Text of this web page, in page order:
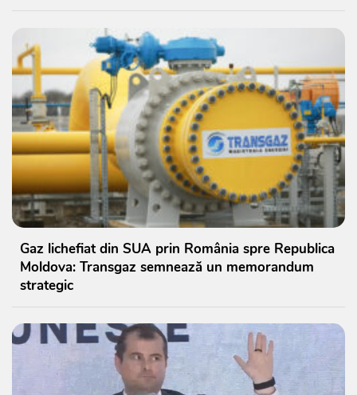
Gaz lichefiat din SUA prin România spre Republica
Moldova: Transgaz semnează un memorandum
strategic